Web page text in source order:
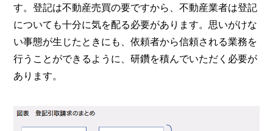
す。登記は不動産売買の要ですから、不動産業者は登記
についても十分に気を配る必要があります。思いがけな
い事態が生じたときにも、依頼者から信頼される業務を
行うことができるように、研鑽を積んでいただく必要が
あります。